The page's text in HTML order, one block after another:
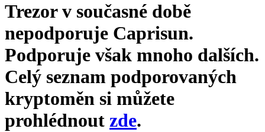
Trezor v současné době
nepodporuje Caprisun.
Podporuje však mnoho dalších.
Celý seznam podporovaných
kryptoměn si můžete
prohlédnout zde.